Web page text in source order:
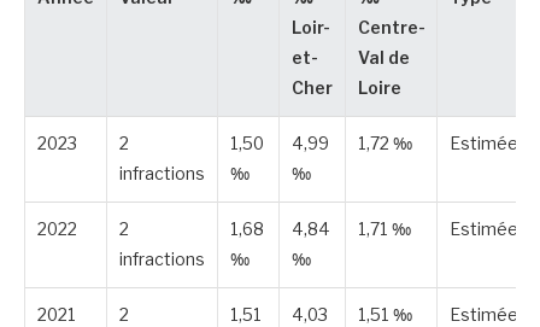
Loir-
et-
Cher
Centre-
Val de
Loire
2023
2
infractions
1,50
‰
4,99
‰
1,72 ‰ Estimée
2022
2
infractions
1,68
‰
4,84
‰
1,71 ‰ Estimée
2021
2
1,51
4,03
1,51 ‰ Estimée